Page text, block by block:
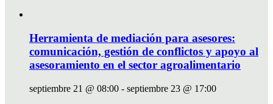
Herramienta de mediación para asesores:
comunicación, gestión de conflictos y apoyo al
asesoramiento en el sector agroalimentario
septiembre 21 @ 08:00 - septiembre 23 @ 17:00